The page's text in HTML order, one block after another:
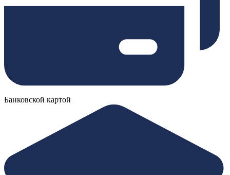
Банковской картой